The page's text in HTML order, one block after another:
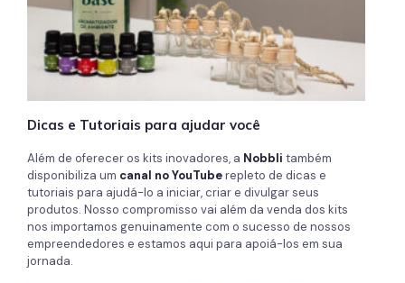
Dicas e Tutoriais para ajudar você
Além de oferecer os kits inovadores, a Nobbli também
disponibiliza um canal no YouTuberepleto de dicas e
tutoriais para ajudá-lo a iniciar, criar e divulgar seus
produtos. Nosso compromisso vai além da venda dos kits
nos importamos genuinamente com o sucesso de nossos
empreendedores e estamos aqui para apoiá-los em sua
jornada.